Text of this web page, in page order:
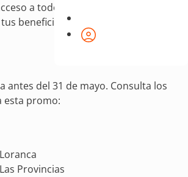
a todo el contenido de nuestra
beneficios cuando vuelvas a la rutina
antes del 31 de mayo. Consulta los
esta promo:
Provincias